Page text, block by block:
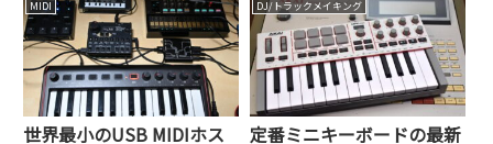
日から国内での販売が開始されま
した。「MIDIを超...
MIDI
世界最小のUSB MIDIホス
DJ/トラックメイキング
定番ミニキーボードの最新